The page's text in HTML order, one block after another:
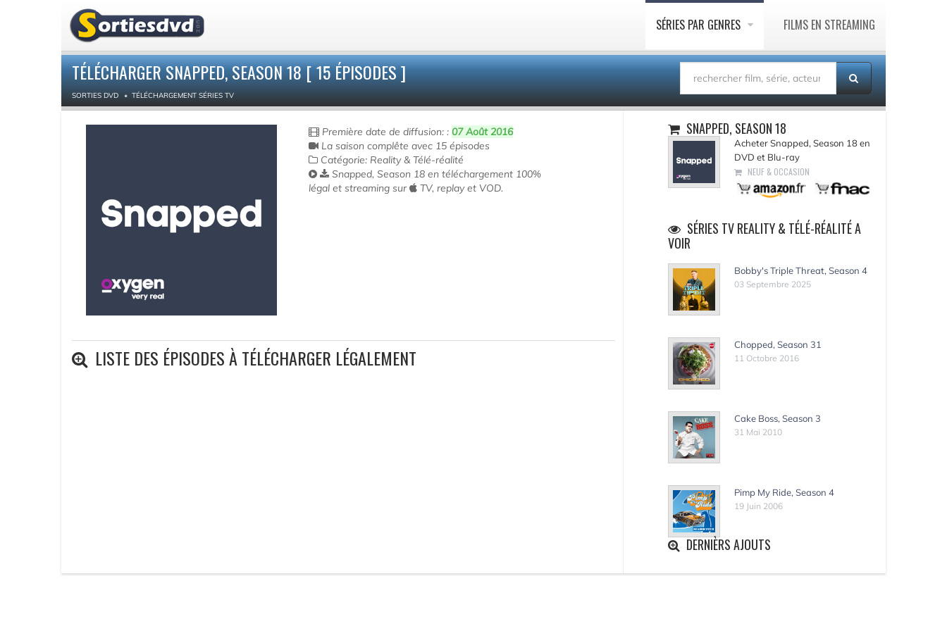
SÉRIES PAR GENRES FILMS EN STREAMING
TÉLÉCHARGER SNAPPED, SEASON 18 [ 15 ÉPISODES ]
SORTIES DVD TÉLÉCHARGEMENT SÉRIES TV
Première date de diffusion: :07 Août 2016
La saison complête avec 15 épisodes
Catégorie: Reality & Télé-réalité
Snapped, Season 18 en téléchargement 100%
légal et streaming sur
TV, replay et VOD.
LISTE DES ÉPISODES À TÉLÉCHARGER LÉGALEMENT
SNAPPED, SEASON 18
Acheter Snapped, Season 18 en
DVD et Blu-ray
NEUF & OCCASION
SÉRIES TV REALITY & TÉLÉ-RÉALITÉ A
VOIR
Bobby's Triple Threat, Season 4
03 Septembre 2025
Chopped, Season 31
11 Octobre 2016
Cake Boss, Season 3
31 Mai 2010
Pimp My Ride, Season 4
19 Juin 2006
DERNIÈRS AJOUTS